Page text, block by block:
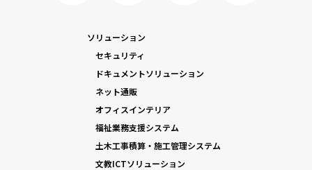
ソリューション
セキュリティ
ドキュメントソリューション
ネット通販
オフィスインテリア
福祉業務支援システム
土木工事積算・施工管理システム
文教ICTソリューション